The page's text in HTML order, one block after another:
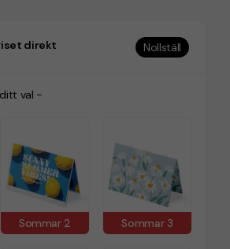
direkt Nollställ
val -
Sommar 2 Sommar 3